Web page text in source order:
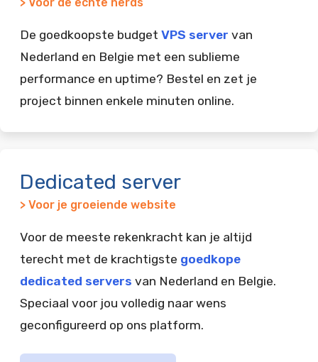
De goedkoopste budget VPS server van
Nederland en Belgie met een sublieme
performance en uptime? Bestel en zet je
project binnen enkele minuten online.
Dedicated server
> Voor je groeiende website
Voor de meeste rekenkracht kan je altijd
terecht met de krachtigste goedkope
dedicated servers van Nederland en Belgie.
Speciaal voor jou volledig naar wens
geconfigureerd op ons platform.